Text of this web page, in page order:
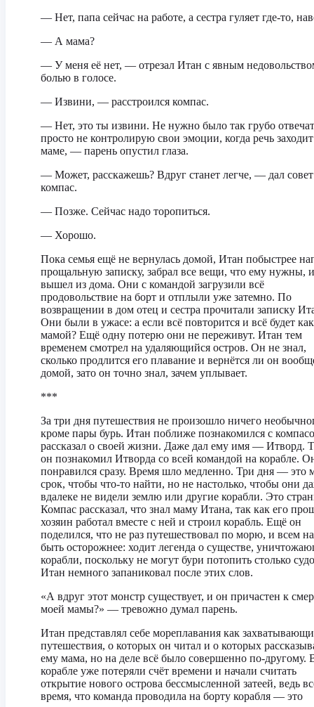
— Нет, папа сейчас на работе, а сестра гуляет где-то,
— А мама?
— У меня её нет, — отрезал Итан с явным
болью в голосе.
— Извини, — расстроился компас.
— Нет, это ты извини. Не нужно было так грубо
просто не контролирую свои эмоции, когда речь
маме, — парень опустил глаза.
— Может, расскажешь? Вдруг станет легче, — дал совет
компас.
— Позже. Сейчас надо торопиться.
— Хорошо.
Пока семья ещё не вернулась домой, Итан побыстрее
прощальную записку, забрал все вещи, что ему нужны, и
вышел из дома. Они с командой загрузили всё
продовольствие на борт и отплыли уже затемно. По
возвращении в дом отец и сестра прочитали записку
Они были в ужасе: а если всё повторится и всё будет
мамой? Ещё одну потерю они не переживут. Итан тем
временем смотрел на удаляющийся остров. Он не знал,
сколько продлится его плавание и вернётся ли он
домой, зато он точно знал, зачем уплывает.
***
За три дня путешествия не произошло ничего
кроме пары бурь. Итан поближе познакомился с
рассказал о своей жизни. Даже дал ему имя — Итворд.
он познакомил Итворда со всей командой на корабле.
понравился сразу. Время шло медленно. Три дня — это
срок, чтобы что-то найти, но не настолько, чтобы они
вдалеке не видели землю или другие корабли. Это
Компас рассказал, что знал маму Итана, так как его
хозяин работал вместе с ней и строил корабль. Ещё он
поделился, что не раз путешествовал по морю, и всем
быть осторожнее: ходит легенда о существе,
корабли, поскольку не могут бури потопить столько
Итан немного запаниковал после этих слов.
«А вдруг этот монстр существует, и он причастен к
моей мамы?» — тревожно думал парень.
Итан представлял себе мореплавания как
путешествия, о которых он читал и о которых
ему мама, но на деле всё было совершенно по-другому.
корабле уже потеряли счёт времени и начали считать
открытие нового острова бессмысленной затеей, ведь
время, что команда проводила на борту корабля — это